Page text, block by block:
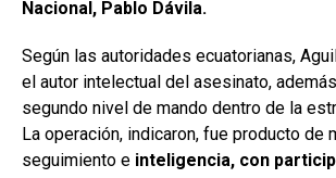
Nacional, Pablo Dávila.
Según las autoridades ecuatorianas,
el autor intelectual del asesinato,
segundo nivel de mando dentro de la
La operación, indicaron, fue producto de
seguimiento e inteligencia, con